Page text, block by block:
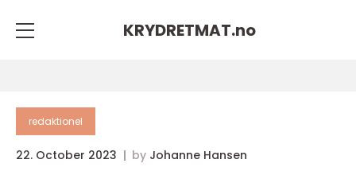
KRYDRETMAT.no
redaktionel
22. October 2023 by Johanne Hansen